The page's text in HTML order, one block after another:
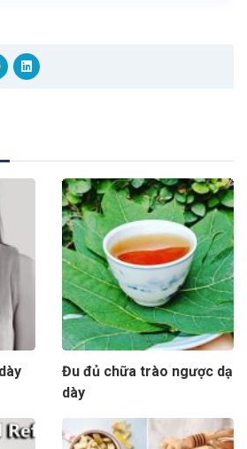
Đu đủ chữa trào ngược dạ
dày